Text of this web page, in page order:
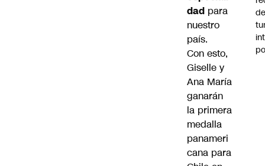
dad para
nuestro
país.
Con esto,
Giselle y
Ana María
ganarán
la primera
medalla
panameri
cana para